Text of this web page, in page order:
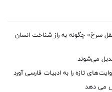
سرخ» چگونه به راز شناخت انسان
می‌شوند
تازه را به ادبیات فارسی آورد
می دهد